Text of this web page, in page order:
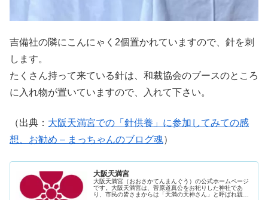
吉備社の隣にこんにゃく2個置かれていますので、針を刺
します。
たくさん持って来ている針は、和裁協会のブースのところ
に入れ物が置いていますので、入れて下さい。
（出典： 大阪天満宮での「針供養」に参加してみての感
想、お勧め – まっちゃんのブログ魂）
大阪天満宮
大阪天満宮（おおさかてんまんぐう）の公式ホームページ
です。大阪天満宮は、菅原道真公をお祀りした神社であ
り、市民の皆さまからは「天満の天神さん」と呼ばれ親し